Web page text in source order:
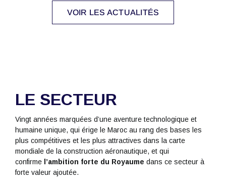
VOIR LES ACTUALITÉS
LE SECTEUR
Vingt années marquées d’une aventure technologique et
humaine unique, qui érige le Maroc au rang des bases les
plus compétitives et les plus attractives dans la carte
mondiale de la construction aéronautique, et qui
confirme l’ambition forte du Royaume dans ce secteur à
forte valeur ajoutée.